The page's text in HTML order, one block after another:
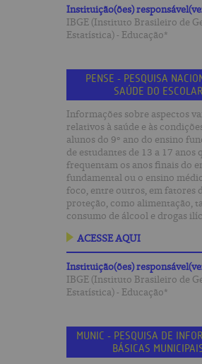
Instituição(ões)
IBGE (Instituto Brasileiro de
Estatística) - Educação*
PENSE - PESQUISA
SAÚDE DO ESCOLAR
Informações sobre aspectos
relativos à saúde e às
alunos do 9º ano do ensino
de estudantes de 13 a 17 anos
frequentam os anos finais do
fundamental ou o ensino
foco, entre outros, em fatores
proteção, como alimentação,
consumo de álcool e drogas
ACESSE AQUI
Instituição(ões)
IBGE (Instituto Brasileiro de
Estatística) - Educação*
MUNIC - PESQUISA DE
BÁSICAS